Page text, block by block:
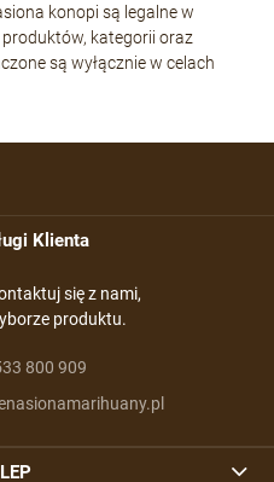
konopi są legalne w
kategorii oraz
są wyłącznie w celach
Klienta
się z nami,
produktu.
800 909